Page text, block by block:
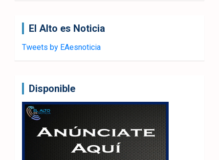
El Alto es Noticia
Tweets by EAesnoticia
Disponible